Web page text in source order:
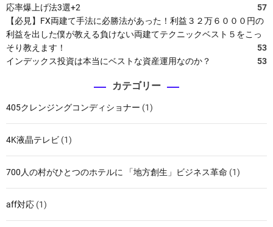
応率爆上げ法3選+2
57
【必見】FX両建て手法に必勝法があった！利益３２万６０００円の
利益を出した僕が教える負けない両建てテクニックベスト５をこっ
そり教えます！
53
インデックス投資は本当にベストな資産運用なのか？
53
カテゴリー
405クレンジングコンディショナー (1)
4K液晶テレビ (1)
700人の村がひとつのホテルに 「地方創生」ビジネス革命 (1)
aff対応 (1)